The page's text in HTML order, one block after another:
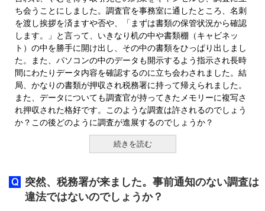
ち会うことにしました。調査官を事務室に通したところ、名刺
を渡し挨拶を済ますや否や、「まずは書類の保管状況から確認
します。」と言って、いきなり机の中や書類棚（キャビネッ
ト）の中を勝手に開け出し、その中の書類をひっぱり出しまし
た。また、パソコンの中のデータも開示するよう指示され長時
間にわたりデータ内容を確認するのに立ち会わされました。結
局、かなりの書類が押収され税務署に持って帰えられました。
また、データについても調査官が持ってきたメモリーに複写さ
れ押収された格好です。このような調査は許されるのでしょう
か？この後どのように調査が進展するのでしょうか？
続きを読む
突然、税務署が来ました。事前通知のない調査は
違法ではないのでしょうか？